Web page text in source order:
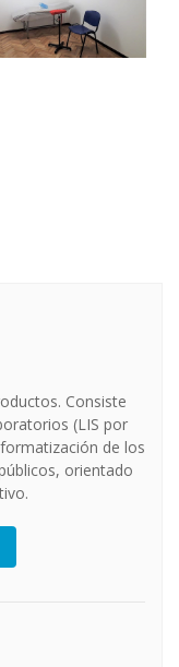
Consiste
(LIS por
de los
orientado